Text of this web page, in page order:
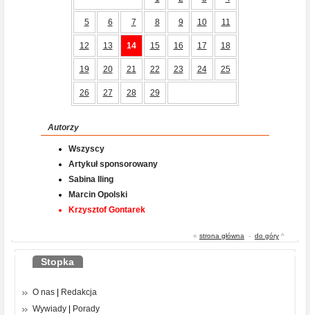
5 6 7 8 9 10 11
12 13 14 15 16 17 18
19 20 21 22 23 24 25
26 27 28 29
Autorzy
Wszyscy
Artykuł sponsorowany
Sabina Iling
Marcin Opolski
Krzysztof Gontarek
« strona główna - do góry ^
Stopka
O nas
Redakcja
Wywiady
Porady